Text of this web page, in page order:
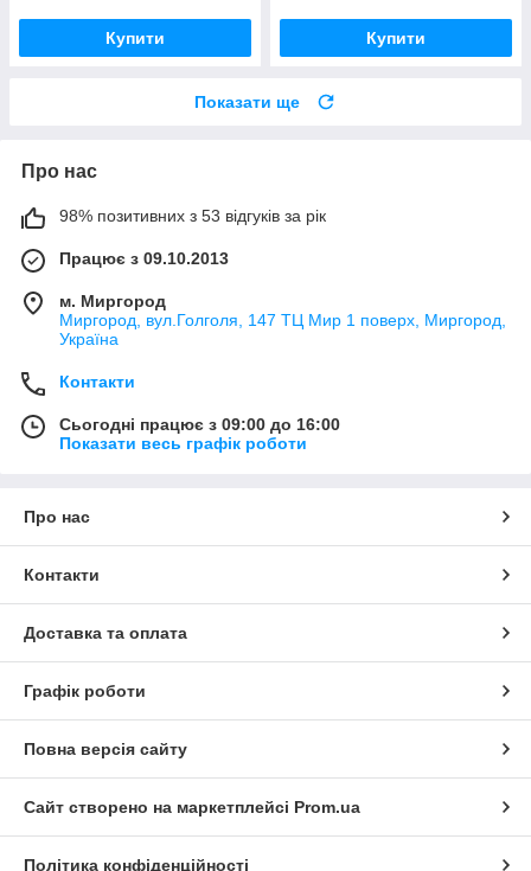
Купити Купити
Показати ще
Про нас
98% позитивних з 53 відгуків за рік
Працює з 09.10.2013
м. Миргород
Миргород, вул.Голголя, 147 ТЦ Мир 1 поверх, Миргород,
Україна
Контакти
Сьогодні працює з 09:00 до 16:00
Показати весь графік роботи
Про нас
Контакти
Доставка та оплата
Графік роботи
Повна версія сайту
Сайт створено на маркетплейсі Prom.ua
Політика конфіденційності